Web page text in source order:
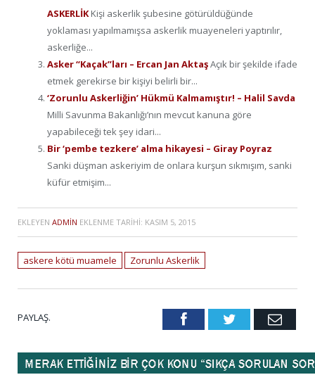
ASKERLİKKişi askerlik şubesine götürüldüğünde
yoklaması yapılmamışsa askerlik muayeneleri yaptırılır,
askerliğe...
Asker “Kaçak”ları – Ercan Jan AktaşAçık bir şekilde ifade
etmek gerekirse bir kişiyi belirli bir...
‘Zorunlu Askerliğin’ Hükmü Kalmamıştır! – Halil Savda
Milli Savunma Bakanlığı’nın mevcut kanuna göre
yapabileceği tek şey idari...
Bir ‘pembe tezkere’ alma hikayesi – Giray Poyraz
Sanki düşman askeriyim de onlara kurşun sıkmışım, sanki
küfür etmişim...
EKLEYEN ADMIN EKLENME TARIHI: KASIM 5, 2015
askere kötü muamele Zorunlu Askerlik
PAYLAŞ. FacebookTwitter Email